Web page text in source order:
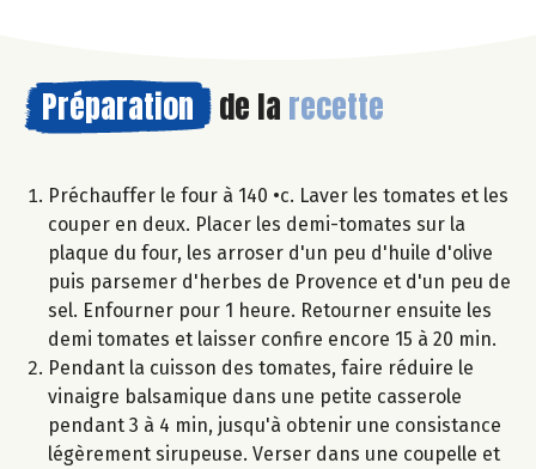
Préparation de la recette
Préchauffer le four à 140 •c. Laver les tomates et les
couper en deux. Placer les demi-tomates sur la
plaque du four, les arroser d'un peu d'huile d'olive
puis parsemer d'herbes de Provence et d'un peu de
sel. Enfourner pour 1 heure. Retourner ensuite les
demi tomates et laisser confire encore 15 à 20 min.
Pendant la cuisson des tomates, faire réduire le
vinaigre balsamique dans une petite casserole
pendant 3 à 4 min, jusqu'à obtenir une consistance
légèrement sirupeuse. Verser dans une coupelle et